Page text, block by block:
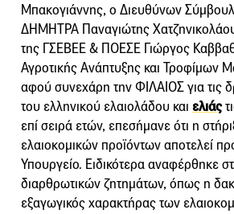
Μπακογιάννης, ο Διευθύνων
ΔΗΜΗΤΡΑ Παναγιώτης
της ΓΣΕΒΕΕ & ΠΟΕΣΕ Γιώργος
Αγροτικής Ανάπτυξης και Τροφίμων
αφού συνεχάρη την ΦΙΛΑΙΟΣ για τις
του ελληνικού ελαιολάδου και ελιάς
επί σειρά ετών, επεσήμανε ότι η
ελαιοκομικών προϊόντων αποτελεί
Υπουργείο. Ειδικότερα αναφέρθηκε
διαρθρωτικών ζητημάτων, όπως η
εξαγωγικός χαρακτήρας των